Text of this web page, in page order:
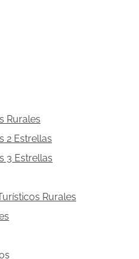
Rurales
2 Estrellas
3 Estrellas
Rurales